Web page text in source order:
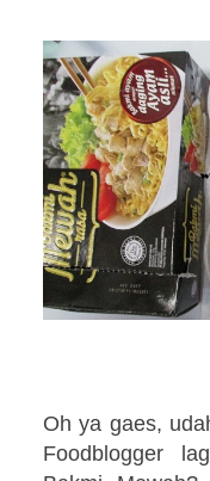
Oh ya gaes,
Foodblogger